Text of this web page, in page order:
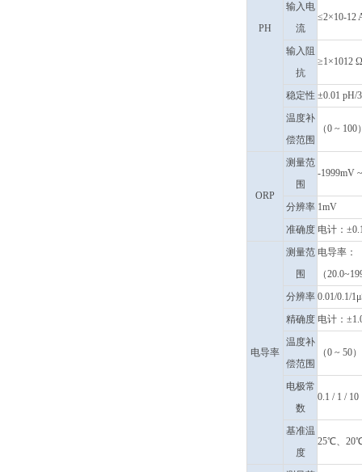
PH
输入电
流
≤2×10-12
输入阻
抗
≥1×1012 Ω
稳定性 ±0.01 pH/
温度补
偿范围
（0 ~
ORP
测量范
围
-1999mV
分辨率 1mV
准确度 电计：
电导率
测量范
围
电导率：
（
分辨率 0.01/0.1/
精确度 电计：
温度补
偿范围
（0 ~ 50
电极常
数
0.1 / 1 /
基准温
度
25℃、